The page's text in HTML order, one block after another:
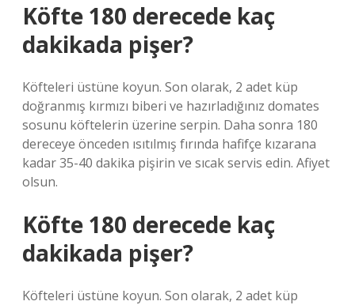
Köfte 180 derecede kaç
dakikada pişer?
Köfteleri üstüne koyun. Son olarak, 2 adet küp
doğranmış kırmızı biberi ve hazırladığınız domates
sosunu köftelerin üzerine serpin. Daha sonra 180
dereceye önceden ısıtılmış fırında hafifçe kızarana
kadar 35-40 dakika pişirin ve sıcak servis edin. Afiyet
olsun.
Köfte 180 derecede kaç
dakikada pişer?
Köfteleri üstüne koyun. Son olarak, 2 adet küp